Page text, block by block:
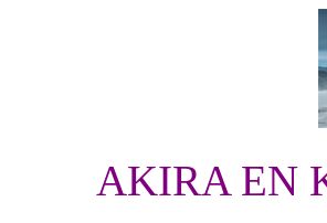
AKIRA EN